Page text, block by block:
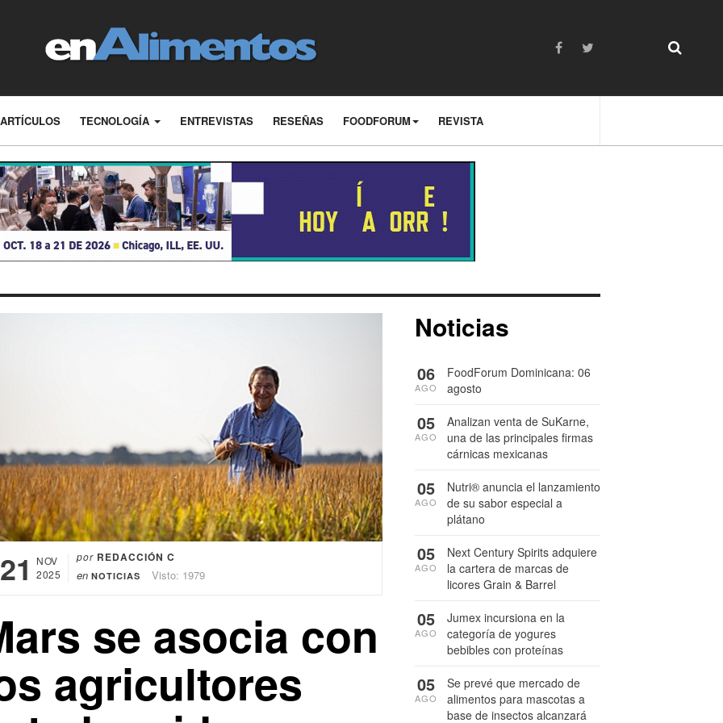
ARTÍCULOS TECNOLOGÍA ENTREVISTAS RESEÑAS FOODFORUM REVISTA
21
NOV
2025
por REDACCIÓN C
en NOTICIAS Visto: 1979
se asocia con
agricultores
Noticias
FoodForum Dominicana: 06
agosto
06
AGO
Analizan venta de SuKarne,
una de las principales firmas
cárnicas mexicanas
05
AGO
Nutri® anuncia el lanzamiento
de su sabor especial a
plátano
05
AGO
Next Century Spirits adquiere
la cartera de marcas de
licores Grain & Barrel
05
AGO
Jumex incursiona en la
categoría de yogures
bebibles con proteínas
05
AGO
Se prevé que mercado de
alimentos para mascotas a
base de insectos alcanzará
05
AGO